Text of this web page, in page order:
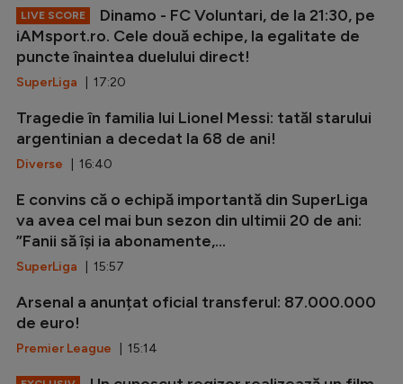
LIVE SCORE
Dinamo - FC Voluntari, de la 21:30, pe
iAMsport.ro. Cele două echipe, la egalitate de
puncte înaintea duelului direct!
SuperLiga | 17:20
Tragedie în familia lui Lionel Messi: tatăl starului
argentinian a decedat la 68 de ani!
Diverse | 16:40
E convins că o echipă importantă din SuperLiga
va avea cel mai bun sezon din ultimii 20 de ani:
”Fanii să își ia abonamente,...
SuperLiga | 15:57
Arsenal a anunțat oficial transferul: 87.000.000
de euro!
Premier League | 15:14